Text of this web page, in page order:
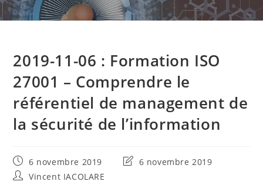
2019-11-06 : Formation ISO
27001 – Comprendre le
référentiel de management de
la sécurité de l’information
Publication
publiée :
6 novembre 2019
Dernière
6 novembre 2019
Auteur/autrice
Vincent IACOLARE